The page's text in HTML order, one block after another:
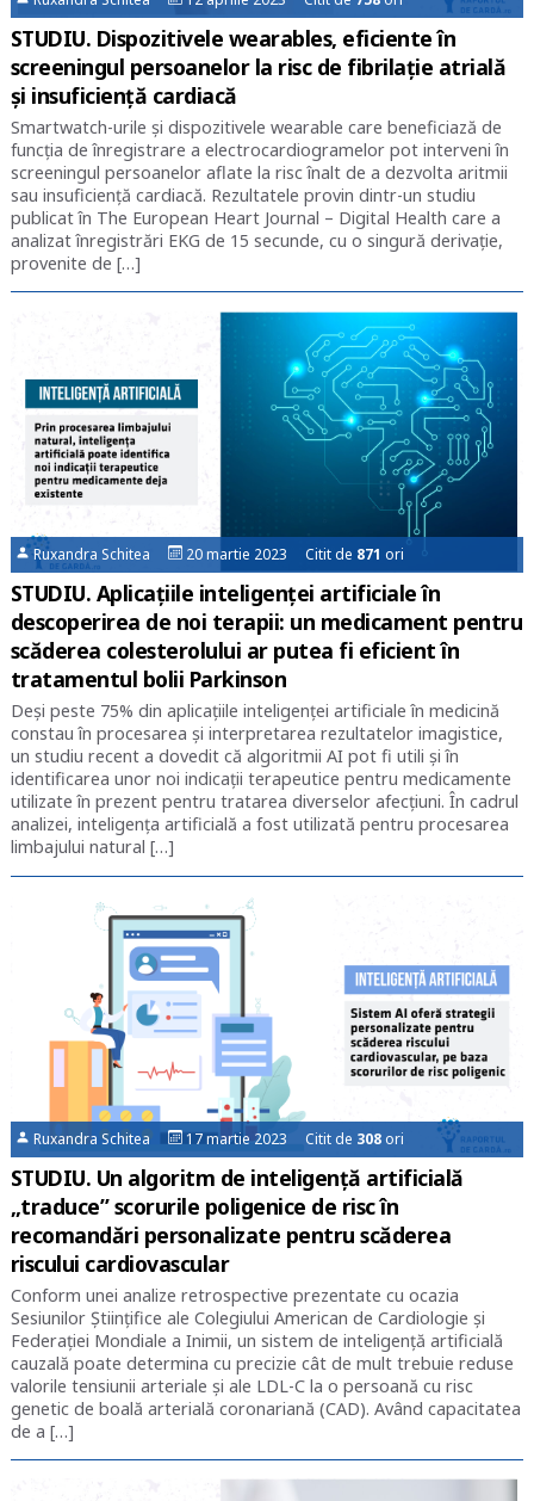
STUDIU. Dispozitivele wearables, eficiente în
screeningul persoanelor la risc de fibrilație atrială
și insuficiență cardiacă
Smartwatch-urile și dispozitivele wearable care beneficiază de
funcția de înregistrare a electrocardiogramelor pot interveni în
screeningul persoanelor aflate la risc înalt de a dezvolta aritmii
sau insuficiență cardiacă. Rezultatele provin dintr-un studiu
publicat în The European Heart Journal – Digital Health care a
analizat înregistrări EKG de 15 secunde, cu o singură derivație,
provenite de […]
Ruxandra Schitea 20 martie 2023 Citit de 871 ori
STUDIU. Aplicațiile inteligenței artificiale în
descoperirea de noi terapii: un medicament pentru
scăderea colesterolului ar putea fi eficient în
tratamentul bolii Parkinson
Deși peste 75% din aplicațiile inteligenței artificiale în medicină
constau în procesarea și interpretarea rezultatelor imagistice,
un studiu recent a dovedit că algoritmii AI pot fi utili și în
identificarea unor noi indicații terapeutice pentru medicamente
utilizate în prezent pentru tratarea diverselor afecțiuni. În cadrul
analizei, inteligența artificială a fost utilizată pentru procesarea
limbajului natural […]
Ruxandra Schitea 17 martie 2023 Citit de 308 ori
STUDIU. Un algoritm de inteligență artificială
„traduce” scorurile poligenice de risc în
recomandări personalizate pentru scăderea
riscului cardiovascular
Conform unei analize retrospective prezentate cu ocazia
Sesiunilor Științifice ale Colegiului American de Cardiologie și
Federației Mondiale a Inimii, un sistem de inteligență artificială
cauzală poate determina cu precizie cât de mult trebuie reduse
valorile tensiunii arteriale și ale LDL-C la o persoană cu risc
genetic de boală arterială coronariană (CAD). Având capacitatea
de a […]